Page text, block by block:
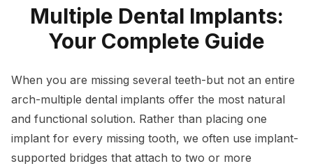
Multiple Dental Implants:
Your Complete Guide
When you are missing several teeth-but not an entire
arch-multiple dental implants offer the most natural
and functional solution. Rather than placing one
implant for every missing tooth, we often use implant-
supported bridges that attach to two or more